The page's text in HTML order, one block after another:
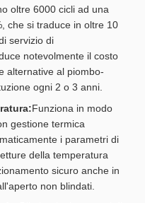
oltre 6000 cicli ad una
che si traduce in oltre 10
servizio di
notevolmente il costo
alternative al piombo-
ogni 2 o 3 anni.
Funziona in modo
gestione termica
i parametri di
della temperatura
sicuro anche in
non blindati.